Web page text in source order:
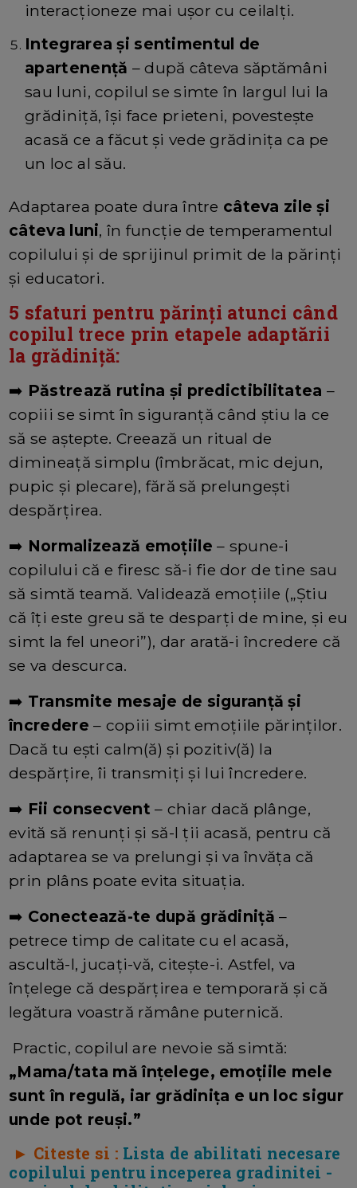
interacționeze mai ușor cu ceilalți.
Integrarea și sentimentul de
apartenență – după câteva săptămâni
sau luni, copilul se simte în largul lui la
grădiniță, își face prieteni, povestește
acasă ce a făcut și vede grădinița ca pe
un loc al său.
Adaptarea poate dura între câteva zile și
câteva luni, în funcție de temperamentul
copilului și de sprijinul primit de la părinți
și educatori.
5 sfaturi pentru părinți atunci când
copilul trece prin etapele adaptării
la grădiniță:
➡️ Păstrează rutina și predictibilitatea –
copiii se simt în siguranță când știu la ce
să se aștepte. Creează un ritual de
dimineață simplu (îmbrăcat, mic dejun,
pupic și plecare), fără să prelungești
despărțirea.
➡️ Normalizează emoțiile – spune-i
copilului că e firesc să-i fie dor de tine sau
să simtă teamă. Validează emoțiile („Știu
că îți este greu să te desparți de mine, și eu
simt la fel uneori”), dar arată-i încredere că
se va descurca.
➡️ Transmite mesaje de siguranță și
încredere – copiii simt emoțiile părinților.
Dacă tu ești calm(ă) și pozitiv(ă) la
despărțire, îi transmiți și lui încredere.
➡️ Fii consecvent – chiar dacă plânge,
evită să renunți și să-l ții acasă, pentru că
adaptarea se va prelungi și va învăța că
prin plâns poate evita situația.
➡️ Conectează-te după grădiniță –
petrece timp de calitate cu el acasă,
ascultă-l, jucați-vă, citește-i. Astfel, va
înțelege că despărțirea e temporară și că
legătura voastră rămâne puternică.
Practic, copilul are nevoie să simtă:
„Mama/tata mă înțelege, emoțiile mele
sunt în regulă, iar grădinița e un loc sigur
unde pot reuși.”
► Citeste si : Lista de abilitati necesare
copilului pentru inceperea gradinitei -